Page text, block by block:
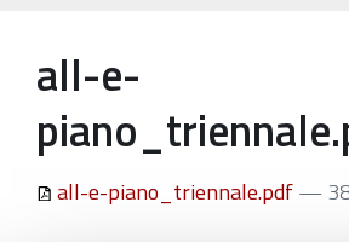
all-e-
all-e-piano_triennale.pdf—